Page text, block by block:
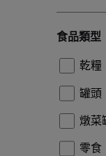
食品類型
乾糧
罐頭
燉菜
零食